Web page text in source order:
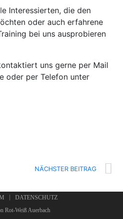
Interessierten, die den
oder auch erfahrene
bei uns ausprobieren
uns gerne per Mail
oder per Telefon unter
NÄCHSTER BEITRAG
DATENSCHUTZ
Rot-Weiß Auerbach